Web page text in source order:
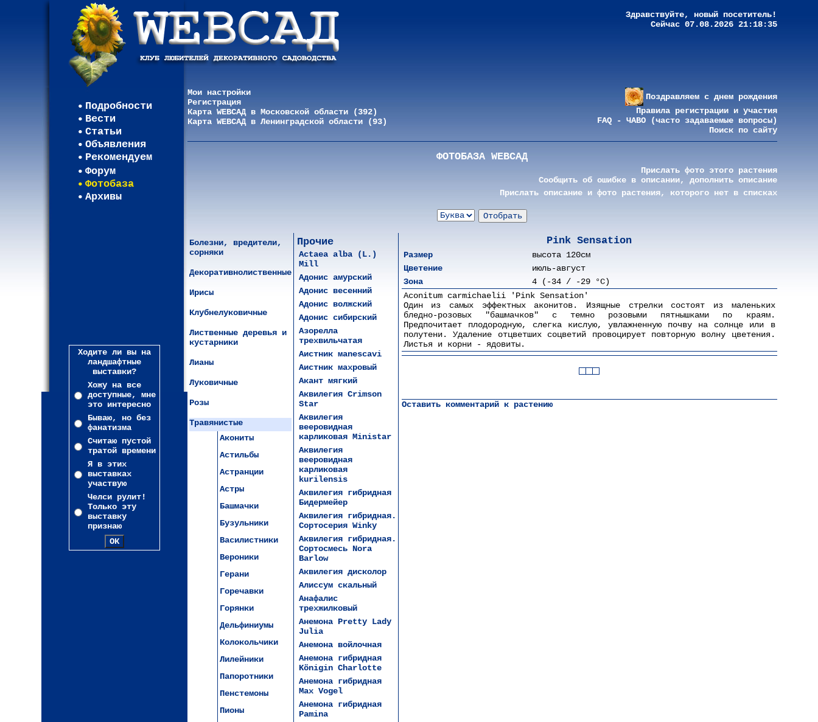
Здравствуйте, новый посетитель!
Сейчас 07.08.2026 21:18:35
Подробности
Вести
Статьи
Объявления
Рекомендуем
Форум
Фотобаза
Архивы
Ходите ли вы на
ландшафтные
выставки?
Хожу на все
доступные, мне
это интересно
Бываю, но без
фанатизма
Считаю пустой
тратой времени
Я в этих
выставках
участвую
Челси рулит!
Только эту
выставку
признаю
Мои настройки
Регистрация
Карта WEBСАД в Московской области (392)
Карта WEBСАД в Ленинградской области (93)
Поздравляем с днем рождения
Правила регистрации и участия
FAQ - ЧАВО (часто задаваемые вопросы)
Поиск по сайту
ФОТОБАЗА WEBСАД
Прислать фото этого растения
Сообщить об ошибке в описании, дополнить описание
Прислать описание и фото растения, которого нет в списках
Болезни, вредители,
сорняки
Декоративнолиственные
Ирисы
Клубнелуковичные
Лиственные деревья и
кустарники
Лианы
Луковичные
Розы
Травянистые
Акониты
Астильбы
Астранции
Астры
Башмачки
Бузульники
Василистники
Вероники
Герани
Горечавки
Горянки
Дельфиниумы
Колокольчики
Лилейники
Папоротники
Пенстемоны
Пионы
Прочие
Actaea alba (L.)
Mill
Адонис амурский
Адонис весенний
Адонис волжский
Адонис сибирский
Азорелла
трехвильчатая
Аистник мanescavi
Аистник махровый
Акант мягкий
Аквилегия Crimson
Star
Аквилегия
вееровидная
карликовая Ministar
Аквилегия
вееровидная
карликовая
kurilensis
Аквилегия гибридная
Бидермейер
Аквилегия гибридная.
Сортосерия Winky
Аквилегия гибридная.
Сортосмесь Nora
Barlow
Аквилегия дисколор
Алиссум скальный
Анафалис
трехжилковый
Анемона Pretty Lady
Julia
Анемона войлочная
Анемона гибридная
Königin Charlotte
Анемона гибридная
Max Vogel
Анемона гибридная
Pamina
Pink Sensation
Размер
высота 120см
Цветение
июль-август
Зона
4 (-34 / -29 °C)
Aconitum carmichaеlii 'Pink Sensation'
Один из самых эффектных аконитов. Изящные стрелки состоят из маленьких
бледно-розовых "башмачков" с темно розовыми пятнышками по краям.
Предпочитает плодородную, слегка кислую, увлажненную почву на солнце или в
полутени. Удаление отцветших соцветий провоцирует повторную волну цветения.
Листья и корни - ядовиты.
Оставить комментарий к растению